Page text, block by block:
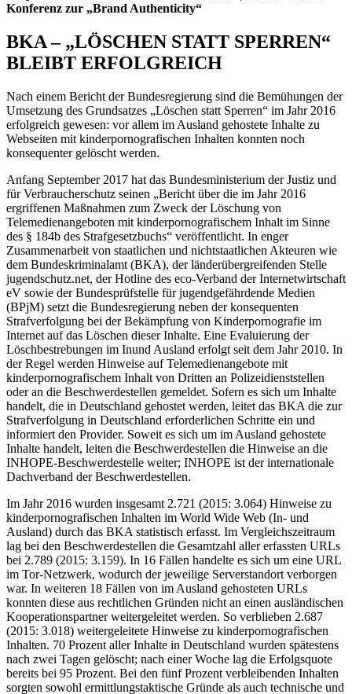
Konferenz zur „Brand Authenticity“
BKA – „LÖSCHEN STATT SPERREN“
BLEIBT ERFOLGREICH
Nach einem Bericht der Bundesregierung sind die Bemühungen der
Umsetzung des Grundsatzes „Löschen statt Sperren“ im Jahr 2016
erfolgreich gewesen: vor allem im Ausland gehostete Inhalte zu
Webseiten mit kinderpornografischen Inhalten konnten noch
konsequenter gelöscht werden.
Anfang September 2017 hat das Bundesministerium der Justiz und
für Verbraucherschutz seinen „Bericht über die im Jahr 2016
ergriffenen Maßnahmen zum Zweck der Löschung von
Telemedienangeboten mit kinderpornografischem Inhalt im Sinne
des § 184b des Strafgesetzbuchs“ veröffentlicht. In enger
Zusammenarbeit von staatlichen und nichtstaatlichen Akteuren wie
dem Bundeskriminalamt (BKA), der länderübergreifenden Stelle
jugendschutz.net, der Hotline des eco-Verband der Internetwirtschaft
eV sowie der Bundesprüfstelle für jugendgefährdende Medien
(BPjM) setzt die Bundesregierung neben der konsequenten
Strafverfolgung bei der Bekämpfung von Kinderpornografie im
Internet auf das Löschen dieser Inhalte. Eine Evaluierung der
Löschbestrebungen im Inund Ausland erfolgt seit dem Jahr 2010. In
der Regel werden Hinweise auf Telemedienangebote mit
kinderpornografischem Inhalt von Dritten an Polizeidienststellen
oder an die Beschwerdestellen gemeldet. Sofern es sich um Inhalte
handelt, die in Deutschland gehostet werden, leitet das BKA die zur
Strafverfolgung in Deutschland erforderlichen Schritte ein und
informiert den Provider. Soweit es sich um im Ausland gehostete
Inhalte handelt, leiten die Beschwerdestellen die Hinweise an die
INHOPE-Beschwerdestelle weiter; INHOPE ist der internationale
Dachverband der Beschwerdestellen.
Im Jahr 2016 wurden insgesamt 2.721 (2015: 3.064) Hinweise zu
kinderpornografischen Inhalten im World Wide Web (In- und
Ausland) durch das BKA statistisch erfasst. Im Vergleichszeitraum
lag bei den Beschwerdestellen die Gesamtzahl aller erfassten URLs
bei 2.789 (2015: 3.159). In 16 Fällen handelte es sich um eine URL
im Tor-Netzwerk, wodurch der jeweilige Serverstandort verborgen
war. In weiteren 18 Fällen von im Ausland gehosteten URLs
konnten diese aus rechtlichen Gründen nicht an einen ausländischen
Kooperationspartner weitergeleitet werden. So verblieben 2.687
(2015: 3.018) weitergeleitete Hinweise zu kinderpornografischen
Inhalten. 70 Prozent aller Inhalte in Deutschland wurden spätestens
nach zwei Tagen gelöscht; nach einer Woche lag die Erfolgsquote
bereits bei 95 Prozent. Bei den fünf Prozent verbleibenden Inhalten
sorgten sowohl ermittlungstaktische Gründe als auch technische und